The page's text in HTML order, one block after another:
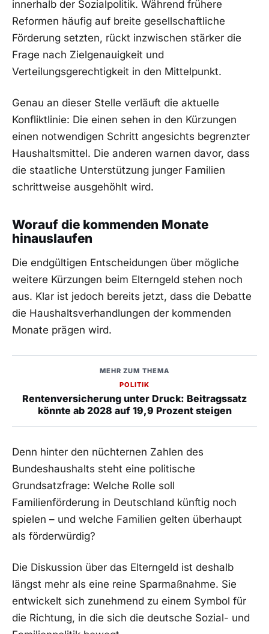
innerhalb der Sozialpolitik. Während frühere
Reformen häufig auf breite gesellschaftliche
Förderung setzten, rückt inzwischen stärker die
Frage nach Zielgenauigkeit und
Verteilungsgerechtigkeit in den Mittelpunkt.
Genau an dieser Stelle verläuft die aktuelle
Konfliktlinie: Die einen sehen in den Kürzungen
einen notwendigen Schritt angesichts begrenzter
Haushaltsmittel. Die anderen warnen davor, dass
die staatliche Unterstützung junger Familien
schrittweise ausgehöhlt wird.
Worauf die kommenden Monate
hinauslaufen
Die endgültigen Entscheidungen über mögliche
weitere Kürzungen beim Elterngeld stehen noch
aus. Klar ist jedoch bereits jetzt, dass die Debatte
die Haushaltsverhandlungen der kommenden
Monate prägen wird.
MEHR ZUM THEMA
POLITIK
Rentenversicherung unter Druck: Beitragssatz
könnte ab 2028 auf 19,9 Prozent steigen
Denn hinter den nüchternen Zahlen des
Bundeshaushalts steht eine politische
Grundsatzfrage: Welche Rolle soll
Familienförderung in Deutschland künftig noch
spielen – und welche Familien gelten überhaupt
als förderwürdig?
Die Diskussion über das Elterngeld ist deshalb
längst mehr als eine reine Sparmaßnahme. Sie
entwickelt sich zunehmend zu einem Symbol für
die Richtung, in die sich die deutsche Sozial- und